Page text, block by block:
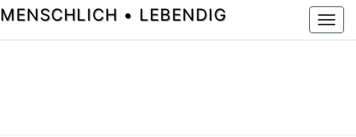
MENSCHLICH • LEBENDIG